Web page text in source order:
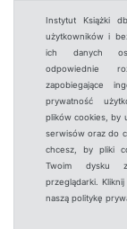
Instytut Książki
użytkowników i
ich danych
odpowiednie
zapobiegające
prywatność
plików cookies, by
serwisów oraz do
chcesz, by pliki
Twoim dysku
przeglądarki.
naszą politykę